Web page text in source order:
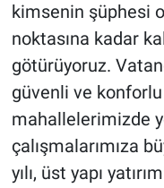
kimsenin şüphesi
noktasına kadar
götürüyoruz.
güvenli ve
mahallelerimizde
çalışmalarımıza
yılı, üst yapı